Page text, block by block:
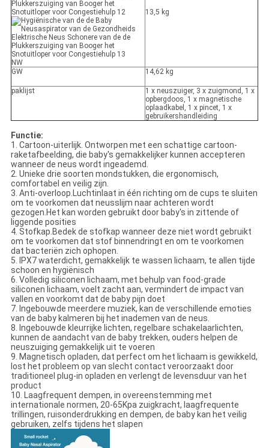
NW
13,5 kg
GW 14,62 kg
paklijst
1 x neuszuiger, 3 x zuigmond, 1 x
opbergdoos, 1 x magnetische
oplaadkabel, 1 x pincet, 1 x
gebruikershandleiding
Functie:
1. Cartoon-uiterlijk. Ontworpen met een schattige cartoon-
raketafbeelding, die baby's gemakkelijker kunnen accepteren
wanneer de neus wordt ingeademd.
2. Unieke drie soorten mondstukken, die ergonomisch,
comfortabel en veilig zijn.
3. Anti-overloop.Luchtinlaat in één richting om de cups te sluiten
om te voorkomen dat neusslijm naar achteren wordt
gezogen.Het kan worden gebruikt door baby's in zittende of
liggende posities
4. Stofkap.Bedek de stofkap wanneer deze niet wordt gebruikt
om te voorkomen dat stof binnendringt en om te voorkomen
dat bacteriën zich ophopen.
5. IPX7 waterdicht, gemakkelijk te wassen lichaam, te allen tijde
schoon en hygiënisch
6. Volledig siliconen lichaam, met behulp van food-grade
siliconen lichaam, voelt zacht aan, vermindert de impact van
vallen en voorkomt dat de baby pijn doet
7. Ingebouwde meerdere muziek, kan de verschillende emoties
van de baby kalmeren bij het inademen van de neus.
8. Ingebouwde kleurrijke lichten, regelbare schakelaarlichten,
kunnen de aandacht van de baby trekken, ouders helpen de
neuszuiging gemakkelijk uit te voeren
9. Magnetisch opladen, dat perfect om het lichaam is gewikkeld,
lost het probleem op van slecht contact veroorzaakt door
traditioneel plug-in opladen en verlengt de levensduur van het
product
10. Laagfrequent dempen, in overeenstemming met
internationale normen, 20-65Kpa zuigkracht, laagfrequente
trillingen, ruisonderdrukking en dempen, de baby kan het veilig
gebruiken, zelfs tijdens het slapen